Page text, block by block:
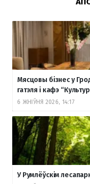
Мясцовы бізнес у
гатэля і кафэ
6 ЖНІЎНЯ 2026, 14:17
У Румлёўскім